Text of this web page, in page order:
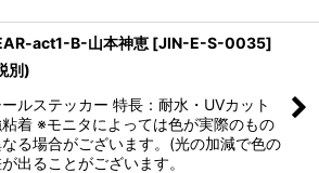
act1-B-山本神恵 [JIN-E-S-0035]
別)
ルステッカー 特長：耐水・UVカット
着 ※モニタによっては色が実際のもの
る場合がございます。(光の加減で色の
出ることがございます。